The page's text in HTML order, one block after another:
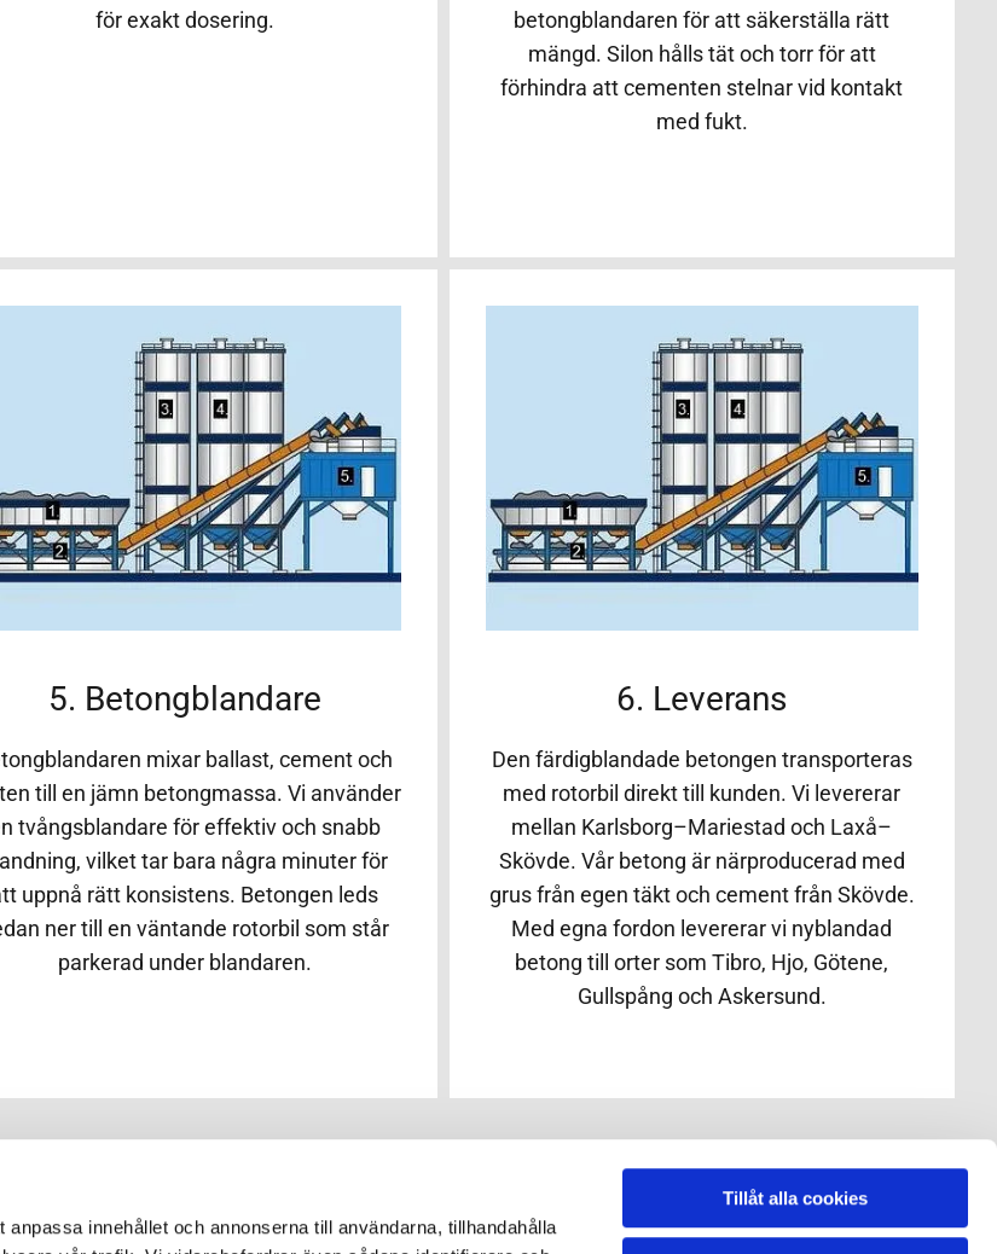
innehållet och annonserna till användarna, tillhandahålla
Tillåt alla cookies
för exakt dosering.
betongblandaren för att säkerställa rätt
mängd. Silon hålls tät och torr för att
förhindra att cementen stelnar vid kontakt
med fukt.
5. Betongblandare
mixar ballast, cement och
till en jämn betongmassa. Vi använder
tvångsblandare för effektiv och snabb
vilket tar bara några minuter för
uppnå rätt konsistens. Betongen leds
ner till en väntande rotorbil som står
parkerad under blandaren.
6. Leverans
Den färdigblandade betongen transporteras
med rotorbil direkt till kunden. Vi levererar
mellan Karlsborg–Mariestad och Laxå–
Skövde. Vår betong är närproducerad med
grus från egen täkt och cement från Skövde.
Med egna fordon levererar vi nyblandad
betong till orter som Tibro, Hjo, Götene,
Gullspång och Askersund.